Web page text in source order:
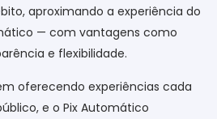
aproximando a experiência do
— com vantagens como
e flexibilidade.
oferecendo experiências cada
e o Pix Automático